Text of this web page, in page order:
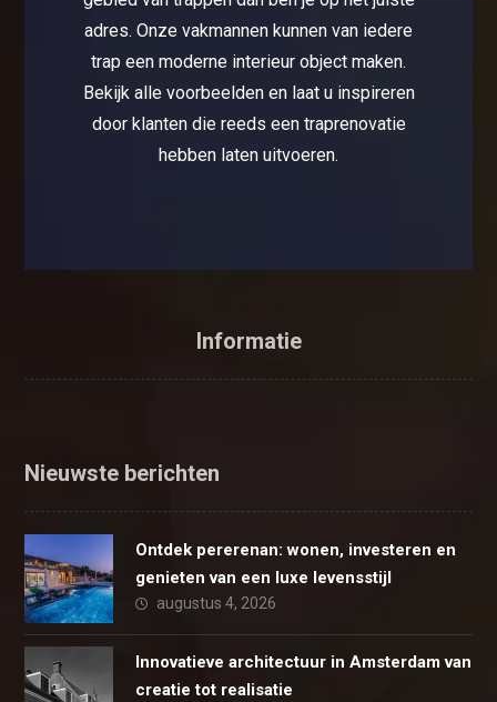
adres. Onze vakmannen kunnen van iedere
trap een moderne interieur object maken.
Bekijk alle voorbeelden en laat u inspireren
door klanten die reeds een traprenovatie
hebben laten uitvoeren.
Informatie
Nieuwste berichten
Ontdek pererenan: wonen, investeren en
genieten van een luxe levensstijl
augustus 4, 2026
Innovatieve architectuur in Amsterdam van
creatie tot realisatie